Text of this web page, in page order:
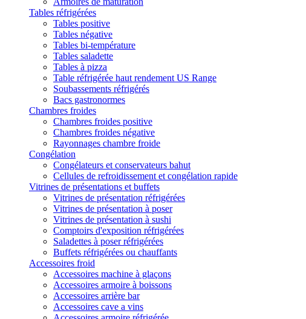
Tables réfrigérées
Tables positive
Tables négative
Tables bi-température
Tables saladette
Tables à pizza
Table réfrigérée haut rendement US Range
Soubassements réfrigérés
Bacs gastronormes
Chambres froides
Chambres froides positive
Chambres froides négative
Rayonnages chambre froide
Congélation
Congélateurs et conservateurs bahut
Cellules de refroidissement et congélation rapide
Vitrines de présentations et buffets
Vitrines de présentation réfrigérées
Vitrines de présentation à poser
Vitrines de présentation à sushi
Comptoirs d'exposition réfrigérées
Saladettes à poser réfrigérées
Buffets réfrigérées ou chauffants
Accessoires froid
Accessoires machine à glaçons
Accessoires armoire à boissons
Accessoires arrière bar
Accessoires cave a vins